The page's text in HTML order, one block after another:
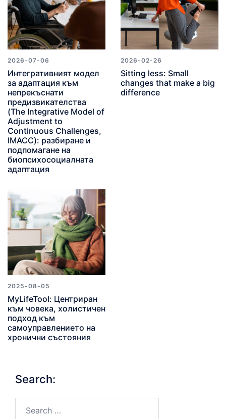
2026-07-06
Интегративният модел
за адаптация към
непрекъснати
предизвикателства
(The Integrative Model of
Adjustment to
Continuous Challenges,
IMACC): разбиране и
подпомагане на
биопсихосоциалната
адаптация
2026-02-26
Sitting less: Small
changes that make a big
difference
2025-08-05
MyLifeTool: Центриран
към човека, холистичен
подход към
самоуправлението на
хронични състояния
Search: